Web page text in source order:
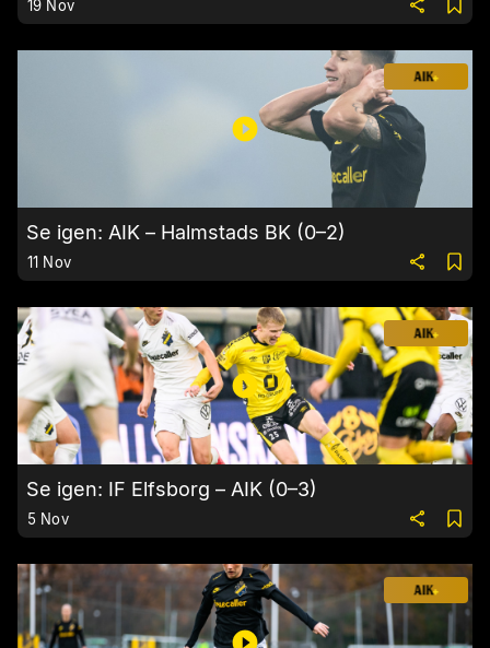
19 Nov
Se igen: AIK – Halmstads BK (0–2)
11 Nov
Se igen: IF Elfsborg – AIK (0–3)
5 Nov